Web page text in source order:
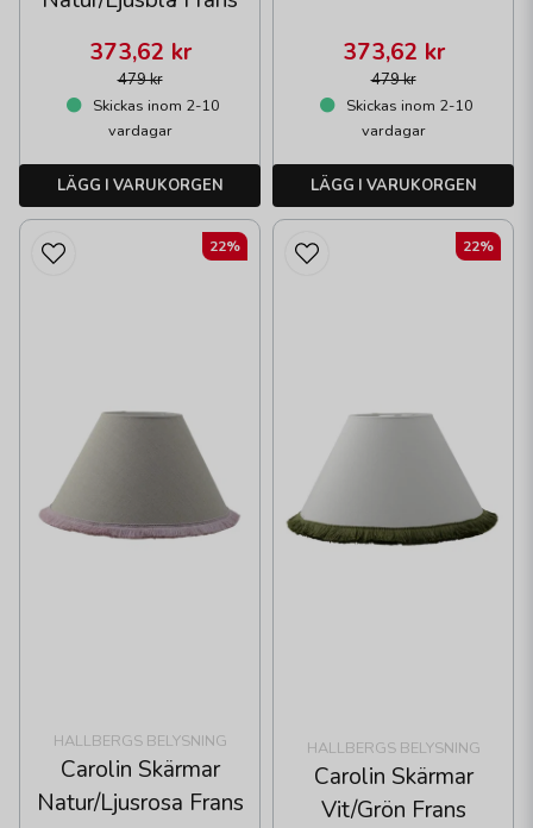
479 kr
373,62 kr
Skickas inom 2-10
vardagar
LÄGG I VARUKORGEN
479 kr
373,62 kr
Skickas inom 2-10
vardagar
LÄGG I VARUKORGEN
HALLBERGS BELYSNING
Carolin Skärmar
Natur/Ljusrosa Frans
22%
HALLBERGS BELYSNING
Carolin Skärmar
Vit/Grön Frans
22%